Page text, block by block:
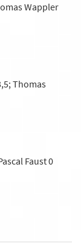
Wappler
Thomas
Faust 0